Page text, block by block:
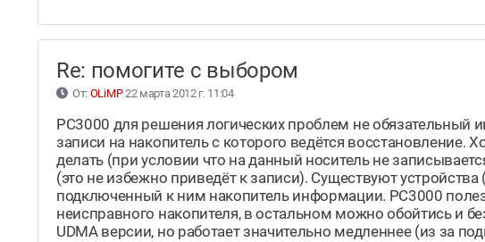
Re: помогите с выбором
От: OLiMP22 марта 2012 г. 11:04
РС3000 для решения логических проблем не обязательный
записи на накопитель с которого ведётся
делать (при условии что на данный носитель не
(это не избежно приведёт к записи). Существуют
подключенный к ним накопитель информации. РС3000
неисправного накопителя, в остальном можно обойтись и
UDMA версии, но работает значительно медленнее (из за